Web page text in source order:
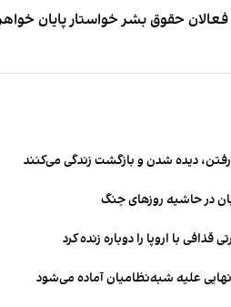
فعالان حقوق بشر خواستار پایان
دیده شدن و بازگشت زندگی می‌کنند
در حاشیه روزهای جنگ
با اروپا را دوباره زنده کرد
علیه شبه‌نظامیان آماده می‌شود